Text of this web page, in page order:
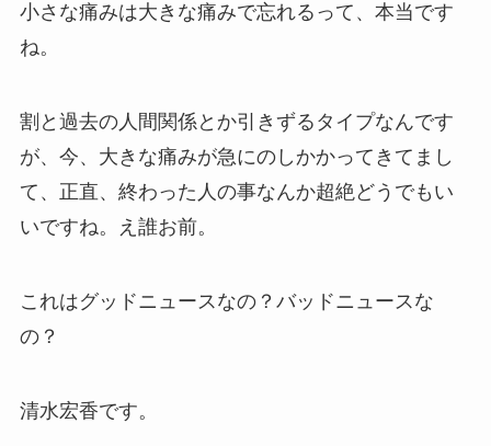
小さな痛みは大きな痛みで忘れるって、本当です
ね。
割と過去の人間関係とか引きずるタイプなんです
が、今、大きな痛みが急にのしかかってきてまし
て、正直、終わった人の事なんか超絶どうでもい
いですね。え誰お前。
これはグッドニュースなの？バッドニュースな
の？
清水宏香です。